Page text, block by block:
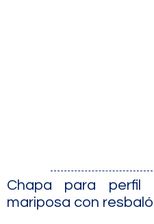
Chapa para perfil
mariposa con